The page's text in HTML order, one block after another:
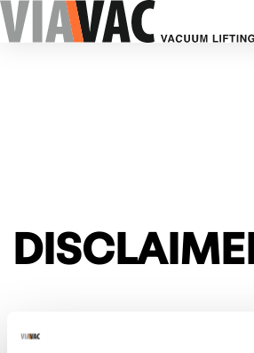
VIAVAC vacuum lifting B.V. besteedt de
betrouwbaarheid en actualiteit van alle